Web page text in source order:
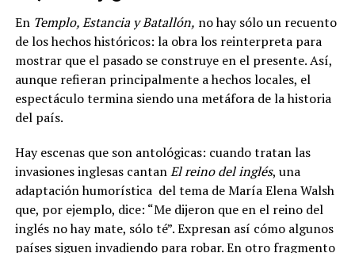
En Templo, Estancia y Batallón, no hay sólo un recuento
de los hechos históricos: la obra los reinterpreta para
mostrar que el pasado se construye en el presente. Así,
aunque refieran principalmente a hechos locales, el
espectáculo termina siendo una metáfora de la historia
del país.
Hay escenas que son antológicas: cuando tratan las
invasiones inglesas cantanEl reino del inglés, una
adaptación humorística del tema de María Elena Walsh
que, por ejemplo, dice: “Me dijeron que en el reino del
inglés no hay mate, sólo té”. Expresan así cómo algunos
países siguen invadiendo para robar. En otro fragmento